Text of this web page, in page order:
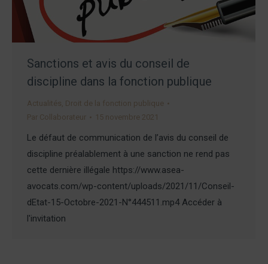
Sanctions et avis du conseil de
discipline dans la fonction publique
Actualités, Droit de la fonction publique
Par Collaborateur 15 novembre 2021
Le défaut de communication de l’avis du conseil de
discipline préalablement à une sanction ne rend pas
cette dernière illégale https://www.asea-
avocats.com/wp-content/uploads/2021/11/Conseil-
dEtat-15-Octobre-2021-N°444511.mp4 Accéder à
l'invitation